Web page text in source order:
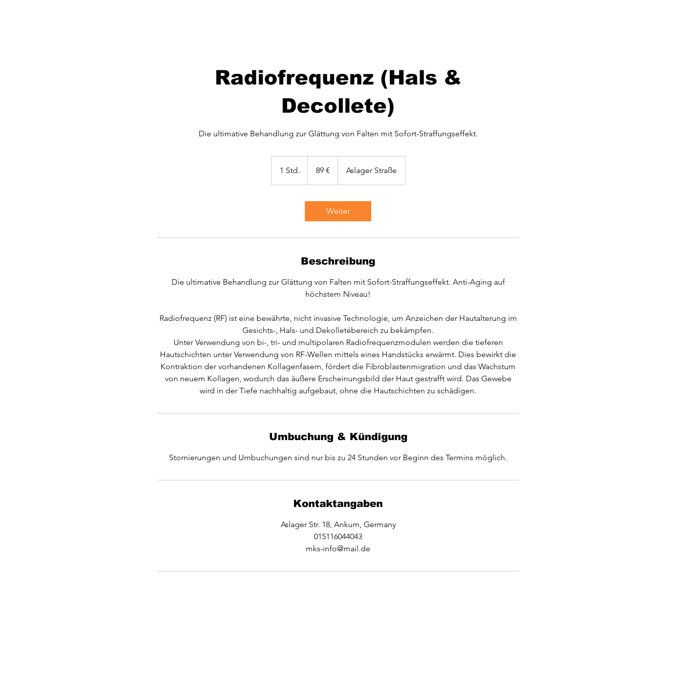
Radiofrequenz (Hals &
Decollete)
Die ultimative Behandlung zur Glättung von Falten mit Sofort-Straffungseffekt.
1 Std.
S
89 € Aslager Straße
Weiter
Beschreibung
Die ultimative Behandlung zur Glättung von Falten mit Sofort-Straffungseffekt. Anti-Aging auf
höchstem Niveau!
Radiofrequenz (RF) ist eine bewährte, nicht invasive Technologie, um Anzeichen der Hautalterung im
Gesichts-, Hals- und Dekolletébereich zu bekämpfen.
Unter Verwendung von bi-, tri- und multipolaren Radiofrequenzmodulen werden die tieferen
Hautschichten unter Verwendung von RF-Wellen mittels eines Handstücks erwärmt. Dies bewirkt die
Kontraktion der vorhandenen Kollagenfasern, fördert die Fibroblastenmigration und das Wachstum
von neuem Kollagen, wodurch das äußere Erscheinungsbild der Haut gestrafft wird. Das Gewebe
wird in der Tiefe nachhaltig aufgebaut, ohne die Hautschichten zu schädigen.
Umbuchung & Kündigung
Stornierungen und Umbuchungen sind nur bis zu 24 Stunden vor Beginn des Termins möglich.
Kontaktangaben
Aslager Str. 18, Ankum, Germany
015116044043
mks-info@mail.de